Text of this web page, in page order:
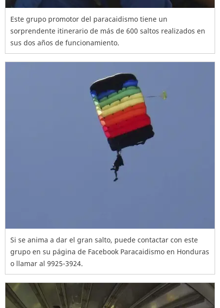
Este grupo promotor del paracaidismo tiene un
sorprendente itinerario de más de 600 saltos realizados en
sus dos años de funcionamiento.
Si se anima a dar el gran salto, puede contactar con este
grupo en su página de Facebook Paracaidismo en Honduras
o llamar al 9925-3924.